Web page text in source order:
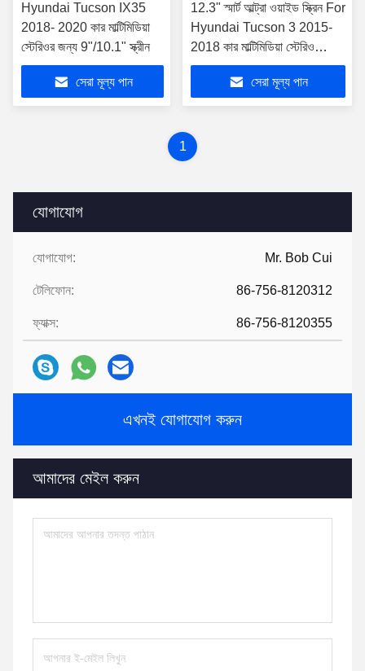
যোগাযোগ
যোগাযোগ: Mr. Bob Cui
টেলিফোন: 86-756-8120312
ফ্যাক্স: 86-756-8120355
এখনই যোগাযোগ করুন
আমাদের মেইল ​​করুন
Hyundai Tucson IX35
2018- 2020 কার মাল্টিমিডিয়া
স্টেরিওর জন্য 9"/10.1" স্ক্রীন
সেরা মূল্য পান
12.3" স্মার্ট আল্ট্রা ওয়াইড স্ক্রিন For
Hyundai Tucson 3 2015-
2018 কার মাল্টিমিডিয়া স্টেরিও
প্লেয়ার
সেরা মূল্য পান
1